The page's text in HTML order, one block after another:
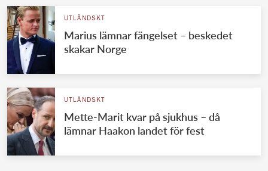
UTLÄNDSKT
Marius lämnar fängelset – beskedet
skakar Norge
UTLÄNDSKT
Mette-Marit kvar på sjukhus – då
lämnar Haakon landet för fest